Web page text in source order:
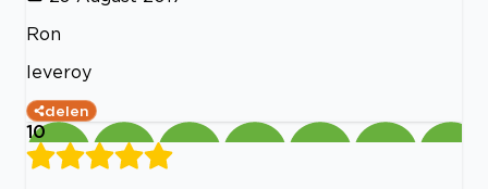
Ron
leveroy
delen
10